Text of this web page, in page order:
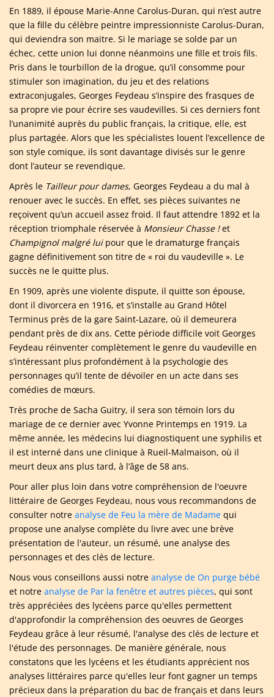
En 1889, il épouse Marie-Anne Carolus-Duran, qui n’est autre
que la fille du célèbre peintre impressionniste Carolus-Duran,
qui deviendra son maitre. Si le mariage se solde par un
échec, cette union lui donne néanmoins une fille et trois fils.
Pris dans le tourbillon de la drogue, qu’il consomme pour
stimuler son imagination, du jeu et des relations
extraconjugales, Georges Feydeau s’inspire des frasques de
sa propre vie pour écrire ses vaudevilles. Si ces derniers font
l’unanimité auprès du public français, la critique, elle, est
plus partagée. Alors que les spécialistes louent l’excellence de
son style comique, ils sont davantage divisés sur le genre
dont l’auteur se revendique.
Après le Tailleur pour dames, Georges Feydeau a du mal à
renouer avec le succès. En effet, ses pièces suivantes ne
reçoivent qu’un accueil assez froid. Il faut attendre 1892 et la
réception triomphale réservée à Monsieur Chasse !et
Champignol malgré luipour que le dramaturge français
gagne définitivement son titre de « roi du vaudeville ». Le
succès ne le quitte plus.
En 1909, après une violente dispute, il quitte son épouse,
dont il divorcera en 1916, et s’installe au Grand Hôtel
Terminus près de la gare Saint-Lazare, où il demeurera
pendant près de dix ans. Cette période difficile voit Georges
Feydeau réinventer complètement le genre du vaudeville en
s’intéressant plus profondément à la psychologie des
personnages qu’il tente de dévoiler en un acte dans ses
comédies de mœurs.
Très proche de Sacha Guitry, il sera son témoin lors du
mariage de ce dernier avec Yvonne Printemps en 1919. La
même année, les médecins lui diagnostiquent une syphilis et
il est interné dans une clinique à Rueil-Malmaison, où il
meurt deux ans plus tard, à l’âge de 58 ans.
Pour aller plus loin dans votre compréhension de l'oeuvre
littéraire de Georges Feydeau, nous vous recommandons de
consulter notre analyse de Feu la mère de Madame qui
propose une analyse complète du livre avec une brève
présentation de l'auteur, un résumé, une analyse des
personnages et des clés de lecture.
Nous vous conseillons aussi notre analyse de On purge bébé
et notre analyse de Par la fenêtre et autres pièces, qui sont
très appréciées des lycéens parce qu'elles permettent
d'approfondir la compréhension des oeuvres de Georges
Feydeau grâce à leur résumé, l'analyse des clés de lecture et
l'étude des personnages. De manière générale, nous
constatons que les lycéens et les étudiants apprécient nos
analyses littéraires parce qu'elles leur font gagner un temps
précieux dans la préparation du bac de français et dans leurs